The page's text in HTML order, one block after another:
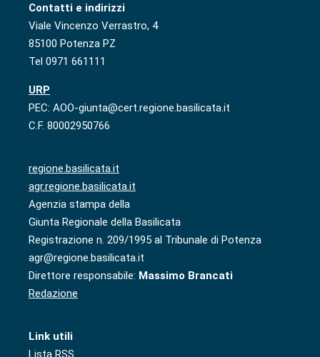
Contatti e indirizzi
Viale Vincenzo Verrastro, 4
85100 Potenza PZ
Tel 0971 661111
URP
PEC: AOO-giunta@cert.regione.basilicata.it
C.F. 80002950766
regione.basilicata.it
agr.regione.basilicata.it
Agenzia stampa della
Giunta Regionale della Basilicata
Registrazione n. 209/1995 al Tribunale di Potenza
agr@regione.basilicata.it
Direttore responsabile: Massimo Brancati
Redazione
Link utili
Lista RSS